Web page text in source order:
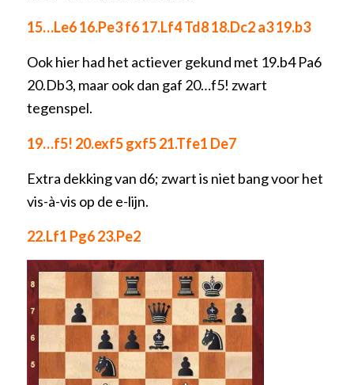
15…Le6 16.Pe3 f6 17.Lf4 Td8 18.Dc2 a3 19.b3
Ook hier had het actiever gekund met 19.b4 Pa6
20.Db3, maar ook dan gaf 20…f5! zwart
tegenspel.
19…f5! 20.exf5 gxf5 21.Tfe1 De7
Extra dekking van d6; zwart is niet bang voor het
vis-à-vis op de e-lijn.
22.Lf1 Pg6 23.Pe2